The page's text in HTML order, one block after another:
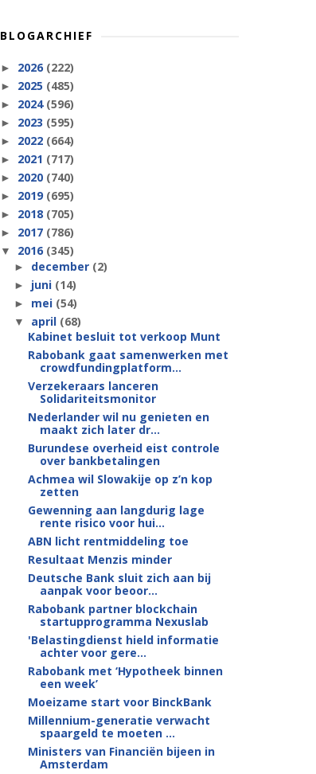
BLOGARCHIEF
► 2026 (222)
► 2025 (485)
► 2024 (596)
► 2023 (595)
► 2022 (664)
► 2021 (717)
► 2020 (740)
► 2019 (695)
► 2018 (705)
► 2017 (786)
▼ 2016 (345)
► december (2)
► juni (14)
► mei (54)
▼ april (68)
Kabinet besluit tot verkoop Munt
Rabobank gaat samenwerken met
crowdfundingplatform...
Verzekeraars lanceren
Solidariteitsmonitor
Nederlander wil nu genieten en
maakt zich later dr...
Burundese overheid eist controle
over bankbetalingen
Achmea wil Slowakije op z’n kop
zetten
Gewenning aan langdurig lage
rente risico voor hui...
ABN licht rentmiddeling toe
Resultaat Menzis minder
Deutsche Bank sluit zich aan bij
aanpak voor beoor...
Rabobank partner blockchain
startupprogramma Nexuslab
'Belastingdienst hield informatie
achter voor gere...
Rabobank met ‘Hypotheek binnen
een week’
Moeizame start voor BinckBank
Millennium-generatie verwacht
spaargeld te moeten ...
Ministers van Financiën bijeen in
Amsterdam